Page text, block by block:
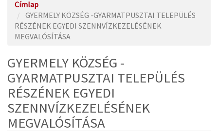
Címlap
GYERMELY KÖZSÉG -GYARMATPUSZTAI TELEPÜLÉS
RÉSZÉNEK EGYEDI SZENNVÍZKEZELÉSÉNEK
MEGVALÓSÍTÁSA
GYERMELY KÖZSÉG -
GYARMATPUSZTAI TELEPÜLÉS
RÉSZÉNEK EGYEDI
SZENNVÍZKEZELÉSÉNEK
MEGVALÓSÍTÁSA